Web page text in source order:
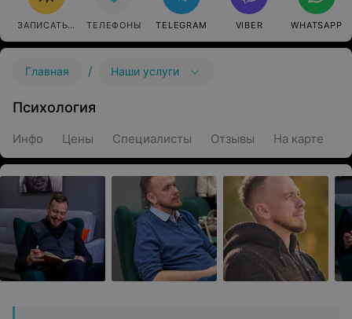
ЗАПИСАТЬСЯ ТЕЛЕФОНЫ TELEGRAM VIBER WHATSAPP
Главная / Наши услуги
Психология
Инфо Цены Специалисты Отзывы На карте